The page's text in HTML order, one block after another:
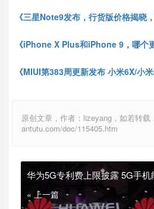
《三星Note9发布，行货版价格揭晓
《iPhone X Plus和iPhone 9 ，哪个
《MIUI第383周更新发布 小米6X/小米
原创文章，作者：lizeyang，如若转
antutu.com/doc/115405.htm
华为5G专利费上限披露 5G手机
« 上一篇